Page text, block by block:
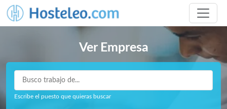
Ver Empresa
Escribe el puesto que quieras buscar